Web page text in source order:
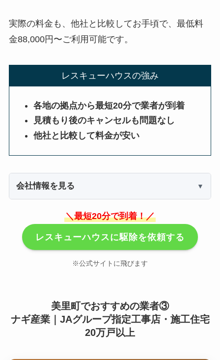
実際の料金も、他社と比較してお手頃で、最低料
金88,000円〜ご利用可能です。
レスキューハウスの強み
各地の拠点から最短20分で業者が到着
見積もり後のキャンセルも問題なし
他社と比較して料金が安い
会社情報を見る
＼最短20分で到着！／
レスキューハウスに駆除を依頼する
※公式サイトに飛びます
美里町でおすすめの業者③
ナギ産業｜JAグループ指定工事店・施工住宅
20万戸以上